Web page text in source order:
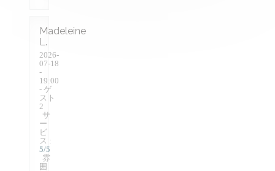
Madeleine
L
2026-
07-18
-
19:00
- ゲ
スト
2
サ
ー
ビ
ス :
5/5
雰
囲